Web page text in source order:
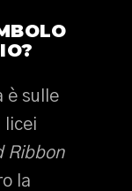
è sulle
licei
Ribbon
la